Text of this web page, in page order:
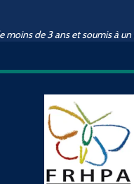
moins de 3 ans et soumis à